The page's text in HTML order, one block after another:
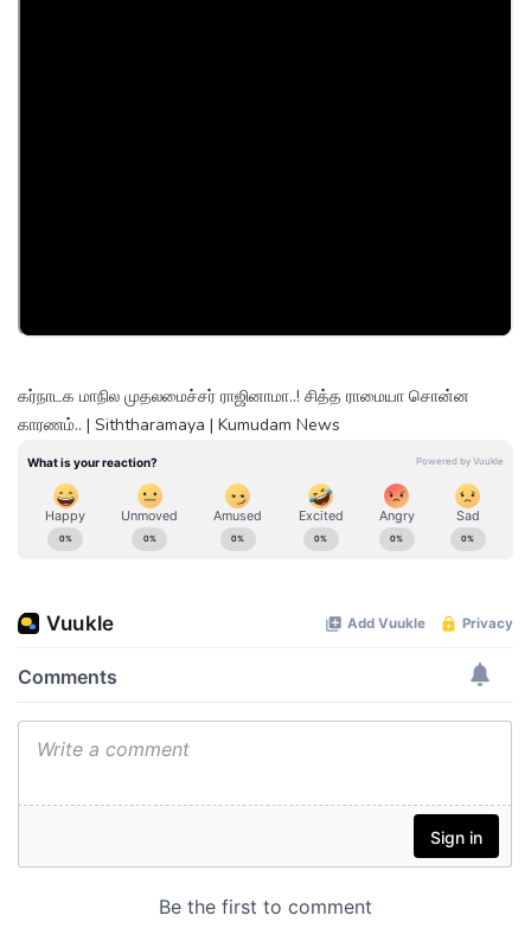
கர்நாடக மாநில முதலமைச்சர் ராஜினாமா..! சித்த ராமையா சொன்ன
காரணம்.. | Siththaramaya | Kumudam News